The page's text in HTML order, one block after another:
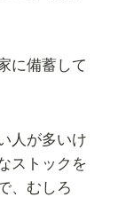
に備蓄して
人が多いけ
ストックを
、むしろ